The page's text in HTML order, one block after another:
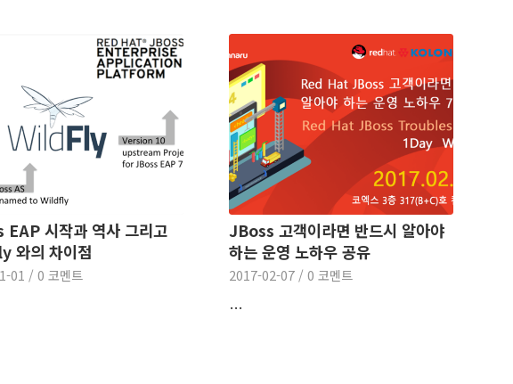
시작과 역사 그리고
와의 차이점
01 / 0 코멘트
JBoss 고객이라면 반드시 알아야
하는 운영 노하우 공유
2017-02-07 / 0 코멘트
…